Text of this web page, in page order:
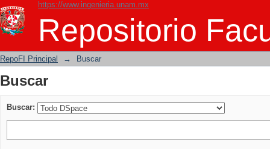
https://www.ingenieria.unam.mx
Repositorio
Buscar
RepoFI Principal → Buscar
Buscar
Buscar: